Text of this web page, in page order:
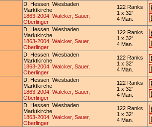
D, Hessen, Wiesbaden
Marktkirche
1863-2004, Walcker, Sauer,
Oberlinger
122 Ranks
1 x 32'
4 Man.
D, Hessen, Wiesbaden
Marktkirche
1863-2004, Walcker, Sauer,
Oberlinger
122 Ranks
1 x 32'
4 Man.
D, Hessen, Wiesbaden
Marktkirche
1863-2004, Walcker, Sauer,
Oberlinger
122 Ranks
1 x 32'
4 Man.
D, Hessen, Wiesbaden
Marktkirche
1863-2004, Walcker, Sauer,
Oberlinger
122 Ranks
1 x 32'
4 Man.
D, Hessen, Wiesbaden
Marktkirche
1863-2004, Walcker, Sauer,
Oberlinger
122 Ranks
1 x 32'
4 Man.